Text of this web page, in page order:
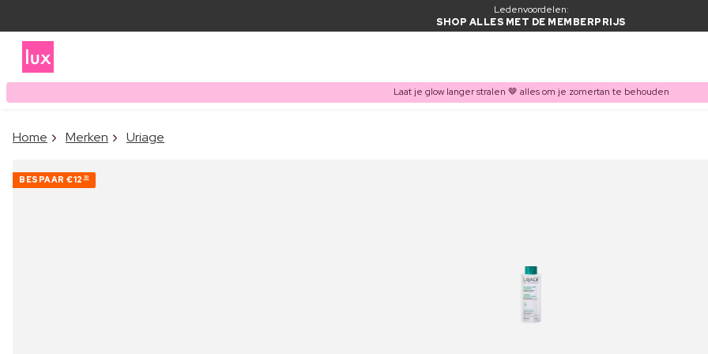
Ledenvoordelen:
SHOP ALLES MET DE MEMBERPRIJS
Laat je glow langer stralen 🤎 alles om je zomertan te behouden
Home Merken Uriage
BESPAAR €12 30